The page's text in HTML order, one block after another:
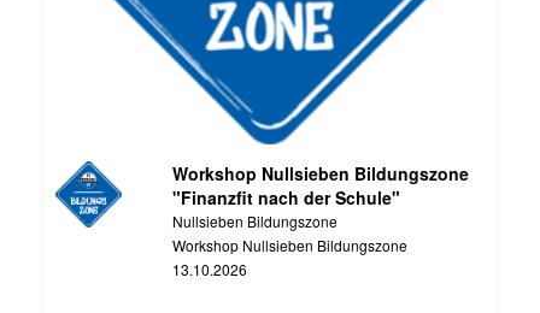
Workshop Nullsieben Bildungszone
"Finanzfit nach der Schule"
Nullsieben Bildungszone
Workshop Nullsieben Bildungszone
13.10.2026